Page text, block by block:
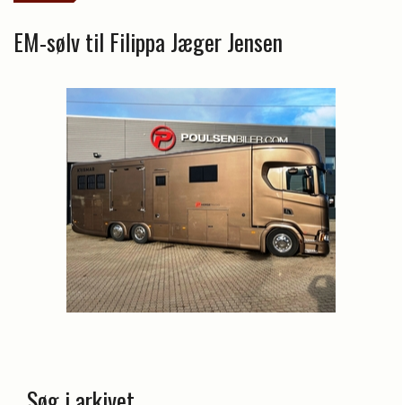
EM-sølv til Filippa Jæger Jensen